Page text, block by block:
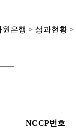
은행 > 성과현황 >
NCCP번호